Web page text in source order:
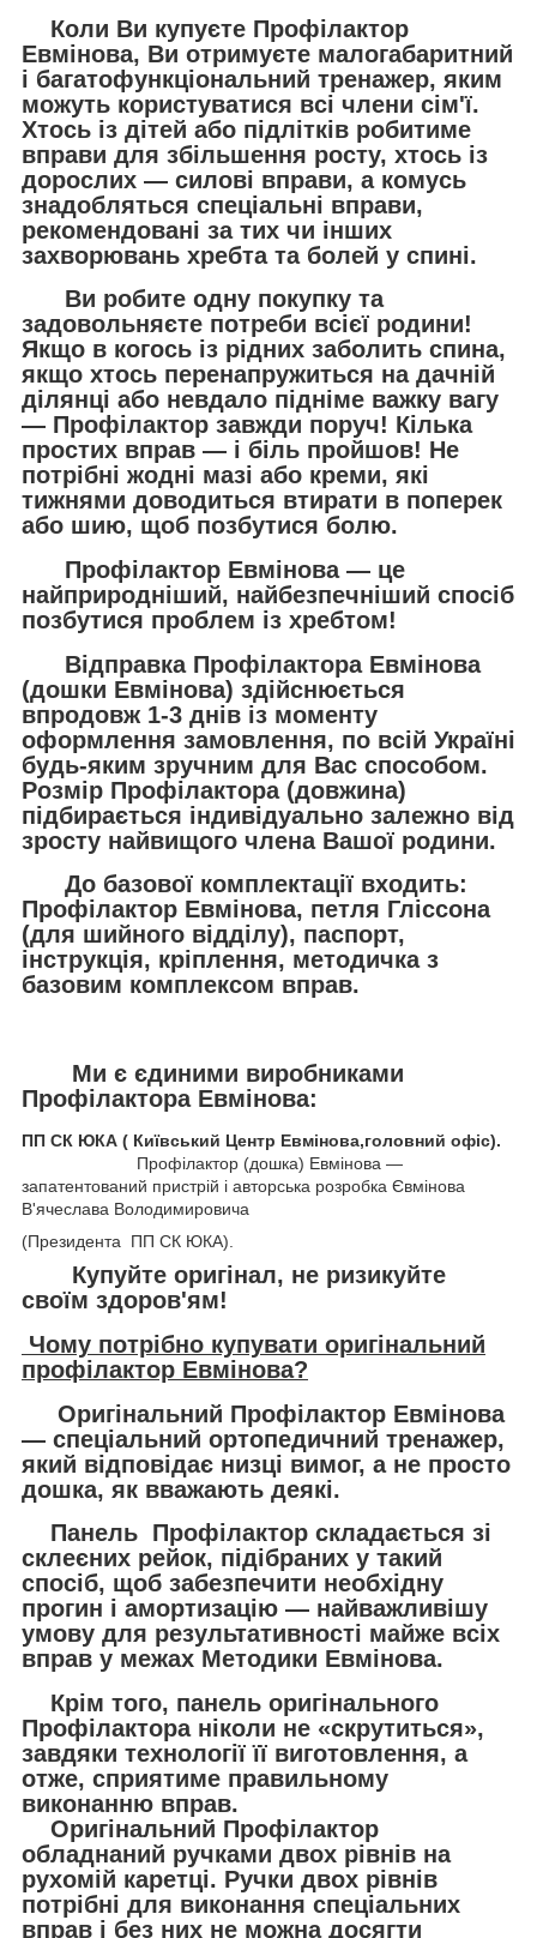
Коли Ви купуєте Профілактор
Евмінова, Ви отримуєте малогабаритний
і багатофункціональний тренажер, яким
можуть користуватися всі члени сім'ї.
Хтось із дітей або підлітків робитиме
вправи для збільшення росту, хтось із
дорослих — силові вправи, а комусь
знадобляться спеціальні вправи,
рекомендовані за тих чи інших
захворювань хребта та болей у спині.
Ви робите одну покупку та
задовольняєте потреби всієї родини!
Якщо в когось із рідних заболить спина,
якщо хтось перенапружиться на дачній
ділянці або невдало підніме важку вагу
— Профілактор завжди поруч! Кілька
простих вправ — і біль пройшов! Не
потрібні жодні мазі або креми, які
тижнями доводиться втирати в поперек
або шию, щоб позбутися болю.
Профілактор Евмінова — це
найприродніший, найбезпечніший спосіб
позбутися проблем із хребтом!
Відправка Профілактора Евмінова
(дошки Евмінова) здійснюється
впродовж 1-3 днів із моменту
оформлення замовлення, по всій Україні
будь-яким зручним для Вас способом.
Розмір Профілактора (довжина)
підбирається індивідуально залежно від
зросту найвищого члена Вашої родини.
До базової комплектації входить:
Профілактор Евмінова, петля Гліссона
(для шийного відділу), паспорт,
інструкція, кріплення, методичка з
базовим комплексом вправ.
Ми є єдиними виробниками
Профілактора Евмінова:
ПП СК ЮКА ( Київський Центр Евмінова,головний офіс).
Профілактор (дошка) Евмінова —
запатентований пристрій і авторська розробка Євмінова
В'ячеслава Володимировича
(Президента ПП СК ЮКА).
Купуйте оригінал, не ризикуйте
своїм здоров'ям!
Чому потрібно купувати оригінальний
профілактор Евмінова?
Оригінальний Профілактор Евмінова
— спеціальний ортопедичний тренажер,
який відповідає низці вимог, а не просто
дошка, як вважають деякі.
Панель Профілактор складається зі
склеєних рейок, підібраних у такий
спосіб, щоб забезпечити необхідну
прогин і амортизацію — найважливішу
умову для результативності майже всіх
вправ у межах Методики Евмінова.
Крім того, панель оригінального
Профілактора ніколи не «скрутиться»,
завдяки технології її виготовлення, а
отже, сприятиме правильному
виконанню вправ.
Оригінальний Профілактор
обладнаний ручками двох рівнів на
рухомій каретці. Ручки двох рівнів
потрібні для виконання спеціальних
вправ і без них не можна досягти